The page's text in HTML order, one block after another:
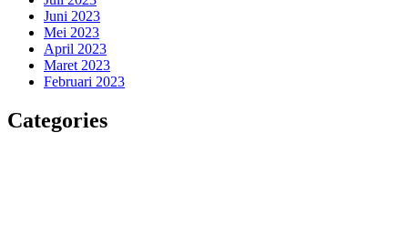
Juni 2023
Mei 2023
April 2023
Maret 2023
Februari 2023
Categories